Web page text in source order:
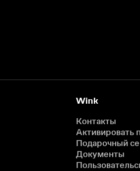
Wink
Контакты
Активировать
Подарочный
Документы